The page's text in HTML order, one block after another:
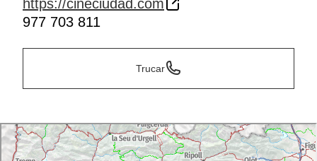
https://cineciudad.com
977 703 811
Trucar